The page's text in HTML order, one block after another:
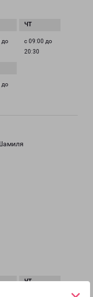
до
с 09:00 до
20:30
до